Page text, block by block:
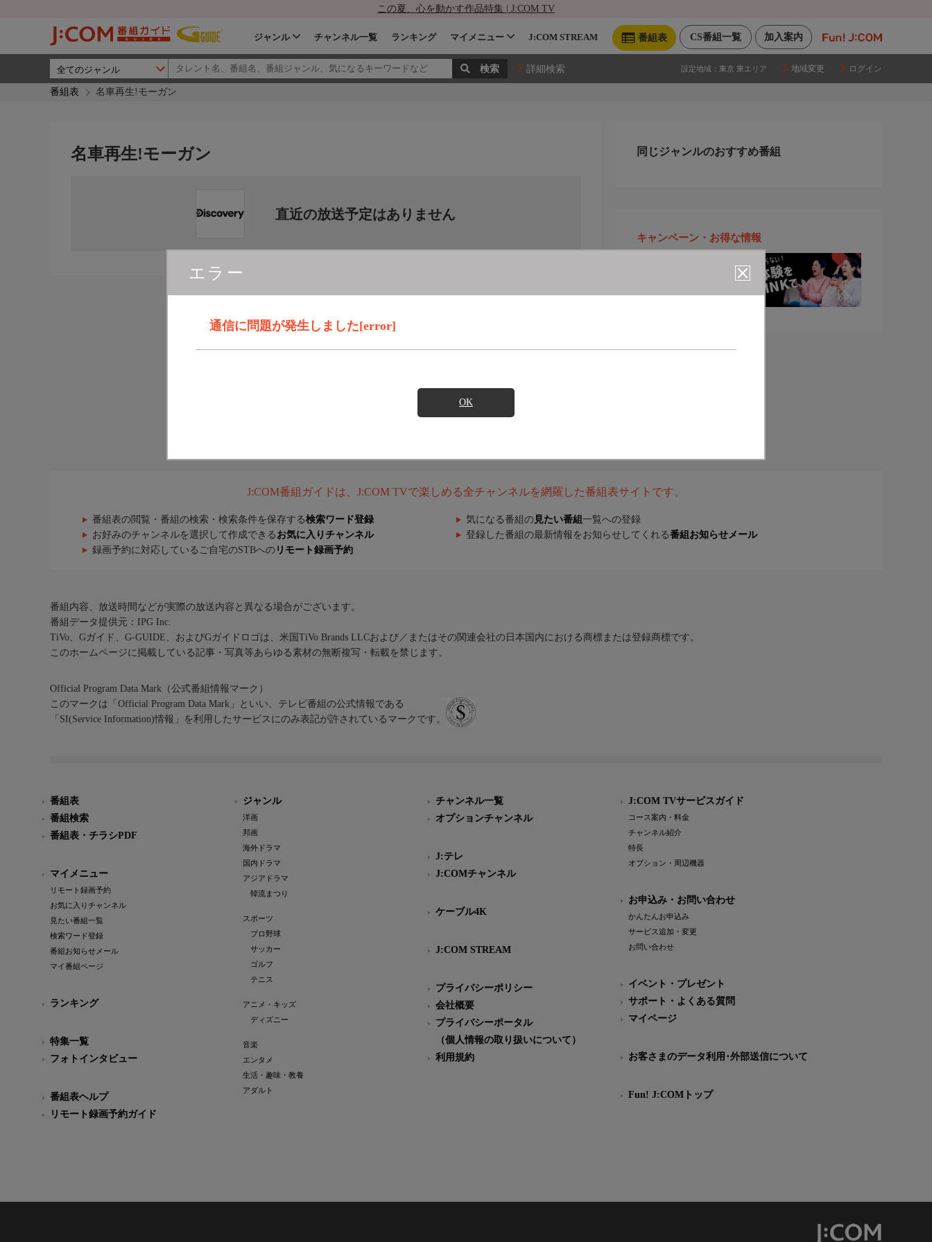
この夏、心を動かす作品特集 | J:COM TV
加入案内
CS番組一覧
番組表
ジャンル チャンネル一覧 ランキング マイメニュー J:COM STREAM
詳細検索 設定地域： 東京 東エリア 地域変更 ログイン
番組表 名車再生!モーガン
エラー
通信に問題が発生しました[error]
OK
名車再生!モーガン
直近の放送予定はありません
同じジャンルのおすすめ番組
キャンペーン・お得な情報
J:COM番組ガイドは、J:COM TVで楽しめる全チャンネルを網羅した番組表サイトです。
番組表の閲覧・番組の検索・検索条件を保存する検索ワード登録 気になる番組の 見たい番組 一覧への登録
お好みのチャンネルを選択して作成できる お気に入りチャンネル 登録した番組の最新情報をお知らせしてくれる番組お知らせメール
録画予約に対応しているご自宅のSTBへの リモート録画予約
番組内容、放送時間などが実際の放送内容と異なる場合がございます。
番組データ提供元：IPG Inc.
TiVo、Gガイド、G-GUIDE、およびGガイドロゴは、米国TiVo Brands LLCおよび／またはその関連会社の日本国内における商標または登録商標です。
このホームページに掲載している記事・写真等あらゆる素材の無断複写・転載を禁じます。
Official Program Data Mark（公式番組情報マーク）
このマークは「Official Program Data Mark」といい、テレビ番組の公式情報である
「SI(Service Information)情報」を利用したサービスにのみ表記が許されているマークです。
番組表
番組検索
番組表・チラシPDF
マイメニュー
リモート録画予約
お気に入りチャンネル
見たい番組一覧
検索ワード登録
番組お知らせメール
マイ番組ページ
ランキング
特集一覧
フォトインタビュー
番組表ヘルプ
リモート録画予約ガイド
ジャンル
洋画
邦画
海外ドラマ
国内ドラマ
アジアドラマ
韓流まつり
スポーツ
プロ野球
サッカー
ゴルフ
テニス
アニメ・キッズ
ディズニー
音楽
エンタメ
生活・趣味・教養
アダルト
チャンネル一覧
オプションチャンネル
J:テレ
J:COMチャンネル
ケーブル4K
J:COM STREAM
プライバシーポリシー
会社概要
プライバシーポータル
（個人情報の取り扱いについて）
利用規約
J:COM TVサービスガイド
コース案内・料金
チャンネル紹介
特長
オプション・周辺機器
お申込み・お問い合わせ
かんたんお申込み
サービス追加・変更
お問い合わせ
イベント・プレゼント
サポート・よくある質問
マイページ
お客さまのデータ利用･外部送信について
Fun! J:COMトップ